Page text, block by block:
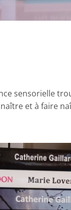
sensorielle
et à faire